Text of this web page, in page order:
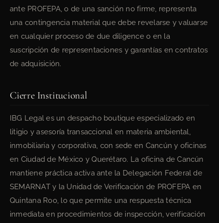
ante PROFEPA, o de una sanción no firme, representa
una contingencia material que debe revelarse y valuarse
en cualquier proceso de due diligence o en la
suscripción de representaciones y garantías en contratos
de adquisición.
Cierre Institucional
IBG Legal es un despacho boutique especializado en
litigio y asesoría transaccional en materia ambiental,
inmobiliaria y corporativa, con sede en Cancún y oficinas
en Ciudad de México y Querétaro. La oficina de Cancún
mantiene práctica activa ante la Delegación Federal de
SEMARNAT y la Unidad de Verificación de PROFEPA en
Quintana Roo, lo que permite una respuesta técnica
inmediata en procedimientos de inspección, verificación